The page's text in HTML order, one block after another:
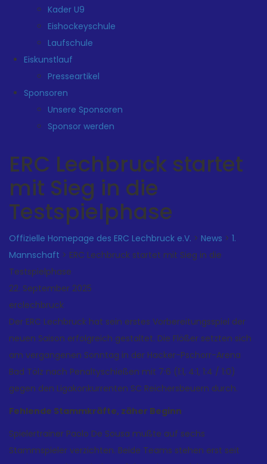
Kader U9
Eishockeyschule
Laufschule
Eiskunstlauf
Presseartikel
Sponsoren
Unsere Sponsoren
Sponsor werden
ERC Lechbruck startet
mit Sieg in die
Testspielphase
Offizielle Homepage des ERC Lechbruck e.V. > News > 1.
Mannschaft > ERC Lechbruck startet mit Sieg in die
Testspielphase
22. September 2025
erclechbruck
Der ERC Lechbruck hat sein erstes Vorbereitungsspiel der
neuen Saison erfolgreich gestaltet. Die Flößer setzten sich
am vergangenen Sonntag in der Hacker-Pschorr-Arena
Bad Tölz nach Penaltyschießen mit 7:6 (1:1, 4:1, 1:4 / 1:0)
gegen den Ligakonkurrenten SC Reichersbeuern durch.
Fehlende Stammkräfte, zäher Beginn
Spielertrainer Paolo De Sousa mußte auf sechs
Stammspieler verzichten. Beide Teams stehen erst seit